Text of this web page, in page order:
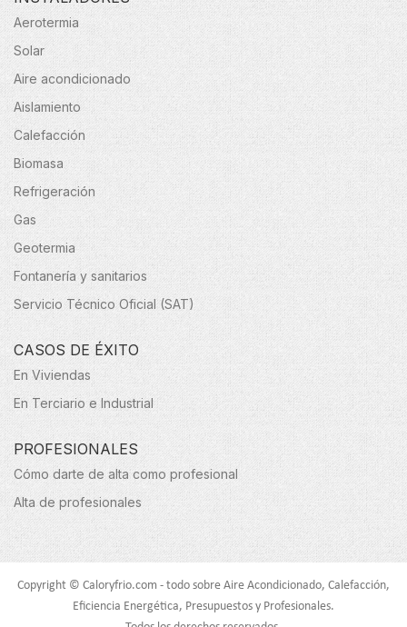
Aerotermia
Solar
Aire acondicionado
Aislamiento
Calefacción
Biomasa
Refrigeración
Gas
Geotermia
Fontanería y sanitarios
Servicio Técnico Oficial (SAT)
CASOS DE ÉXITO
En Viviendas
En Terciario e Industrial
PROFESIONALES
Cómo darte de alta como profesional
Alta de profesionales
Copyright © Caloryfrio.com - todo sobre Aire Acondicionado, Calefacción,
Eficiencia Energética, Presupuestos y Profesionales.